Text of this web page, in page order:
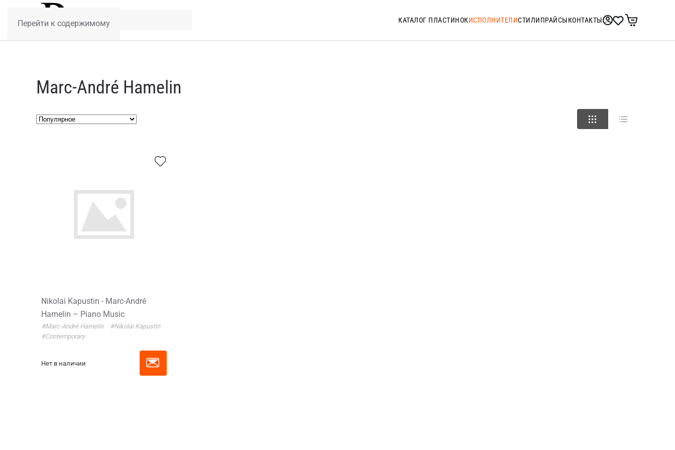
Перейти к содержимому КАТАЛОГ ПЛАСТИНОКИСПОЛНИТЕЛИСТИЛИПРАЙСЫКОНТАКТЫ
Marc-André Hamelin
Nikolai Kapustin - Marc-André
Hamelin – Piano Music
#Marc-André Hamelin
#Nikolai Kapustin
#Contemporary
Нет в наличии